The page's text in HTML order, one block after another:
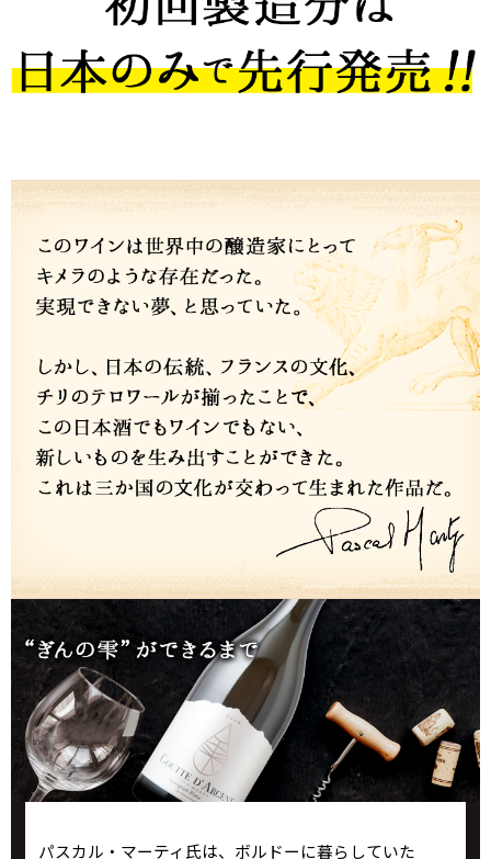
パスカル・マーティ氏は、ボルドーに暮らしていた